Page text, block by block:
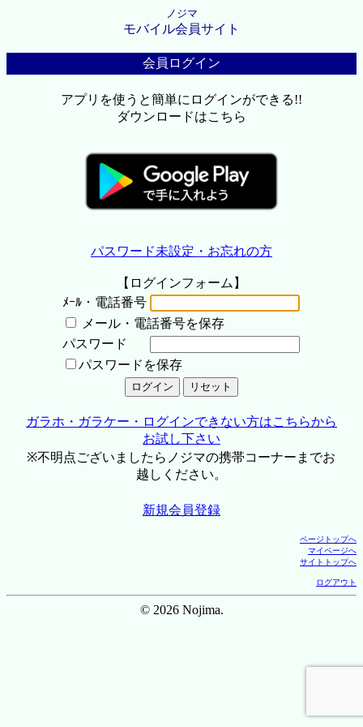
ノジマ
モバイル会員サイト
会員ログイン
アプリを使うと簡単にログインができる!!
ダウンロードはこちら
パスワード未設定・お忘れの方
【ログインフォーム】
ﾒｰﾙ・電話番号
メール・電話番号を保存
パスワード
パスワードを保存
ガラホ・ガラケー・ログインできない方はこちらから
お試し下さい
※不明点ございましたらノジマの携帯コーナーまでお
越しください。
新規会員登録
ページトップへ
マイページへ
サイトトップへ
ログアウト
© 2026 Nojima.